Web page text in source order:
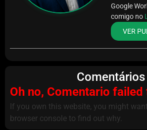
Google
comigo no
VER
Comentários
Oh no, Comentario
If you own this website, you might
browser console to find out why.